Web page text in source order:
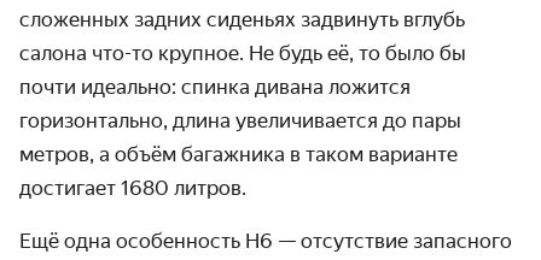
сложенных задних сиденьях задвинуть вглубь
салона что-то крупное. Не будь её, то было бы
почти идеально: спинка дивана ложится
горизонтально, длина увеличивается до пары
метров, а объём багажника в таком варианте
достигает 1680 литров.
Ещё одна особенность H6 — отсутствие запасного